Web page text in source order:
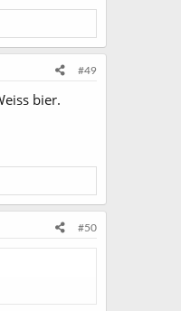
#49
bier.
#50